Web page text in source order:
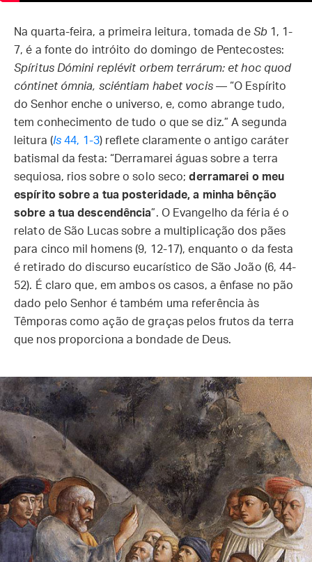
Na quarta-feira, a primeira leitura, tomada de Sb1, 1-
7, é a fonte do intróito do domingo de Pentecostes:
Spíritus Dómini replévit orbem terrárum: et hoc quod
cóntinet ómnia, sciéntiam habet vocis— “O Espírito
do Senhor enche o universo, e, como abrange tudo,
tem conhecimento de tudo o que se diz.” A segunda
leitura (Is 44, 1-3) reflete claramente o antigo caráter
batismal da festa: “Derramarei águas sobre a terra
sequiosa, rios sobre o solo seco;derramarei o meu
espírito sobre a tua posteridade, a minha bênção
sobre a tua descendência”. O Evangelho da féria é o
relato de São Lucas sobre a multiplicação dos pães
para cinco mil homens (9, 12-17), enquanto o da festa
é retirado do discurso eucarístico de São João (6, 44-
52). É claro que, em ambos os casos, a ênfase no pão
dado pelo Senhor é também uma referência às
Têmporas como ação de graças pelos frutos da terra
que nos proporciona a bondade de Deus.